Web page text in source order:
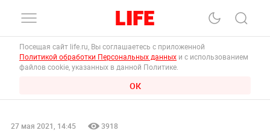
Посещая сайт life.ru, Вы соглашаетесь с приложенной
Политикой обработки Персональных данных и с использованием
файлов cookie, указанных в данной Политике.
ОК
27 мая 2021, 14:45 3918